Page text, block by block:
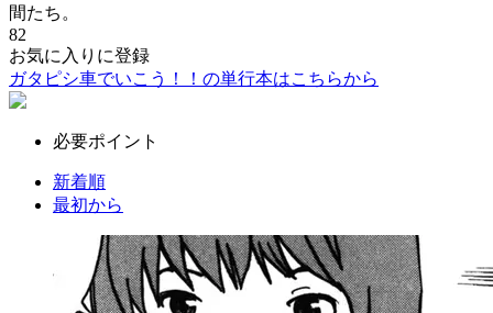
間たち。
82
お気に入りに登録
ガタピシ車でいこう！！の単行本はこちらから
必要ポイント
新着順
最初から